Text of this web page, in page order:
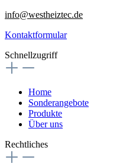
info@westheiztec.de
Kontaktformular
Schnellzugriff
Home
Sonderangebote
Produkte
Über uns
Rechtliches